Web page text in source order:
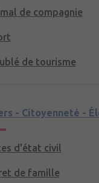
de compagnie
de tourisme
- Citoyenneté -
d'état civil
de famille